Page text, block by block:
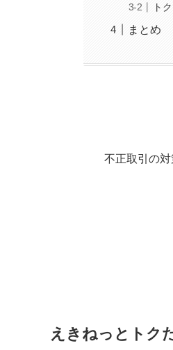
ト
まとめ
不正取引の
えきねっとトク